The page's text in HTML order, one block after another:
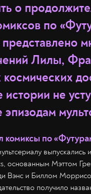
о
по
Лилы,
космических
истории не
эпизодам
комиксы по
выпускались
основанным Мэттом
Вэнс и Биллом
получило